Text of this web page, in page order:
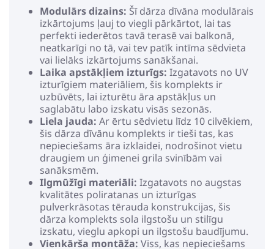
Modulārs dizains: Šī dārza dīvāna modulārais
izkārtojums ļauj to viegli pārkārtot, lai tas
perfekti iederētos tavā terasē vai balkonā,
neatkarīgi no tā, vai tev patīk intīma sēdvieta
vai lielāks izkārtojums sanākšanai.
Laika apstākļiem izturīgs: Izgatavots no UV
izturīgiem materiāliem, šis komplekts ir
uzbūvēts, lai izturētu āra apstākļus un
saglabātu labo izskatu visās sezonās.
Liela jauda: Ar ērtu sēdvietu līdz 10 cilvēkiem,
šis dārza dīvānu komplekts ir tieši tas, kas
nepieciešams āra izklaidei, nodrošinot vietu
draugiem un ģimenei grila svinībām vai
sanāksmēm.
Ilgmūžīgi materiāli: Izgatavots no augstas
kvalitātes poliratanas un izturīgas
pulverkrāsotas tērauda konstrukcijas, šis
dārza komplekts sola ilgstošu un stilīgu
izskatu, vieglu apkopi un ilgstošu baudījumu.
Vienkārša montāža: Viss, kas nepieciešams